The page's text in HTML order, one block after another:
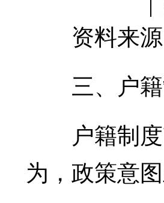
资料来源
三、户籍
户籍制度
为，政策意